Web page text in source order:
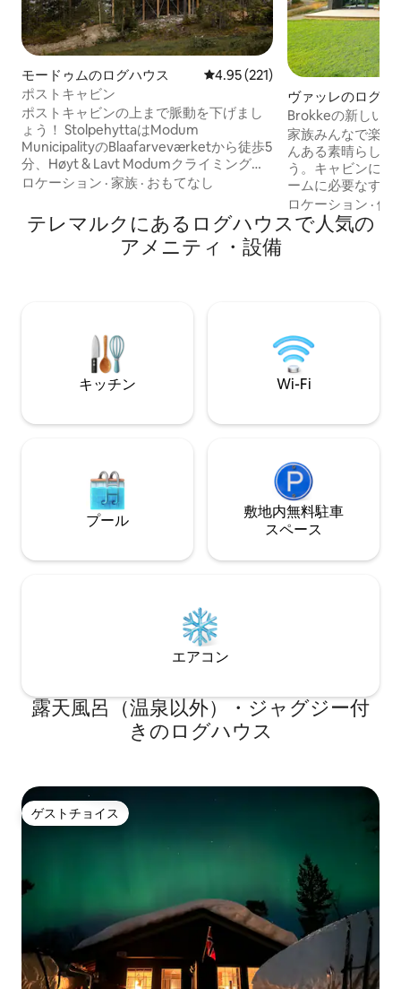
モードゥムのログハウス レビュー221件、5つ星中4.95つ
4.95 (221)
ポストキャビン
ポストキャビンの上まで脈動を下げまし
ょう！ StolpehyttaはModum
MunicipalityのBlaafarveværketから徒歩5
分、Høyt & Lavt Modumクライミングパ
ークのすぐそばにあります。 ここではツ
きます。 大きな窓からは景色や夜空が一
望できます。 27平方メートルの敷地面積
は、27平方メートルで建てられており、
散歩したり、地元のコミュニティを探索
したりすることができます。
ロケーション · 家族 · おもてなし
ヴァッレのログハ
Brokkeの新しい
ーキャビン
家族みんなで楽し
んある素晴らしい
う。キャビンに
ームに必要なすべ
ます。 Brokkeは、夏から冬にかけてアウ
トドアアクティビ
す。人気の丘で泳
わる素晴らしい高山
のショップ、シル
レストランまで車
ロケーション ·価
テレマルクにあるログハウスで人気の
アメニティ・設備
キッチン Wi-Fi
プール
敷地内無料駐⁠車
ス⁠ペ⁠ー⁠ス
エアコン
露天風呂（温泉以外）・ジャグジー付
きのログハウス
ゲストチョイス
ゲストチョイス